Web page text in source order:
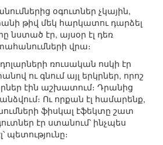
օգուտներ չկային,
թիվ մեկ հարկատու դարձել
նստած էր, այսօր էլ դեռ
վրա։
ռուսական ոսկի էր
ու գնում այլ երկրներ, որոշ
էին աշխատում։ Դրանից
Ու որքան էլ համարենք,
ֆիսկալ էֆեկտը շատ
էր ստանում՝ ինչպես
պետությունը։